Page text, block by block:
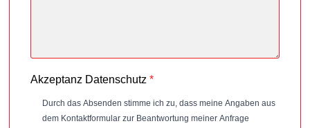
Akzeptanz Datenschutz *
Durch das Absenden stimme ich zu, dass meine Angaben aus
dem Kontaktformular zur Beantwortung meiner Anfrage